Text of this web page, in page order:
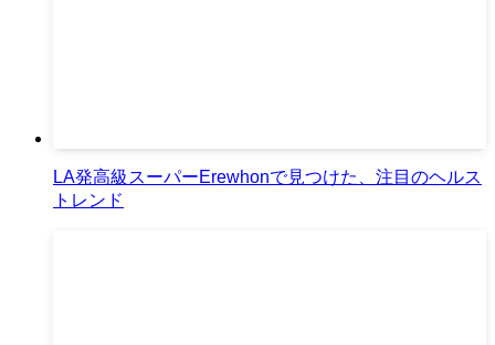
LA発高級スーパーErewhonで見つけた、注目のヘルス
トレンド